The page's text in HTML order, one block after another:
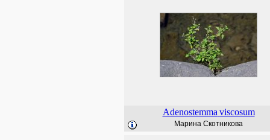
Adenostemma viscosum
Марина Скотникова